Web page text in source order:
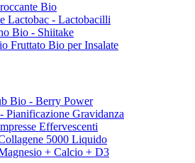
Bio
Lactobac - Lactobacilli
Bio - Shiitake
Fruttato Bio per Insalate
Bio - Berry Power
Pianificazione Gravidanza
Effervescenti
5000 Liquido
+ Calcio + D3